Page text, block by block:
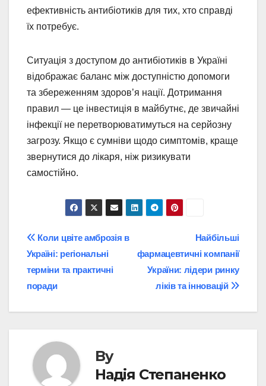
ефективність антибіотиків для тих, хто справді
їх потребує.
Ситуація з доступом до антибіотиків в Україні
відображає баланс між доступністю допомоги
та збереженням здоров’я нації. Дотримання
правил — це інвестиція в майбутнє, де звичайні
інфекції не перетворюватимуться на серйозну
загрозу. Якщо є сумніви щодо симптомів, краще
звернутися до лікаря, ніж ризикувати
самостійно.
Post
navigation
Найбільші
фармацевтичні компанії
України: лідери ринку
ліків та інновацій
Коли цвіте амброзія в
Україні: регіональні
терміни та практичні
поради
By
Надія Степаненко